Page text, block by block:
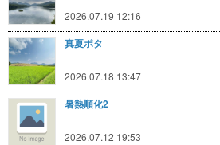
2026.07.19 12:16
真夏ポタ
2026.07.18 13:47
暑熱順化2
2026.07.12 19:53